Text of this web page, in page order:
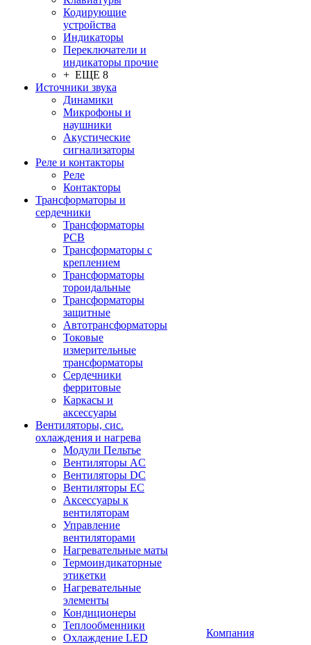
Кодирующие
устройства
Индикаторы
Переключатели и
индикаторы прочие
+ ЕЩЕ 8
Источники звука
Динамики
Микрофоны и
наушники
Акустические
сигнализаторы
Реле и контакторы
Реле
Контакторы
Трансформаторы и
сердечники
Трансформаторы
PCB
Трансформаторы с
креплением
Трансформаторы
тороидальные
Трансформаторы
защитные
Автотрансформаторы
Токовые
измерительные
трансформаторы
Сердечники
ферритовые
Каркасы и
аксессуары
Вентиляторы, сис.
охлаждения и нагрева
Модули Пельтье
Вентиляторы AC
Вентиляторы DC
Вентиляторы EC
Аксессуары к
вентиляторам
Управление
вентиляторами
Нагревательные маты
Термоиндикаторные
этикетки
Нагревательные
элементы
Кондиционеры
Теплообменники
Охлаждение LED
Компания